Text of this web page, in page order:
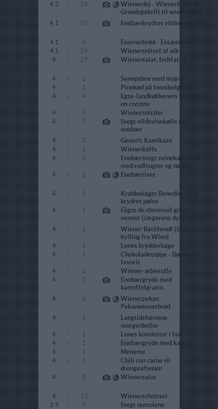
4.2 - 39
Wienerdej - Wienerbrødsdej -
Grundopskrift til wienerbrød
4.1
- 25 Enebærkrydret vildsvinekølle
4.1 - 6
Essenerbrød - Essæerbrød
4.1
- 24
Wienersnitsel af alk
4
- 29 Wienersalat, fedtfattig
4 - 1
Senepsbov med majroer
4
- 1
Pinekød på fennikelgrene
4
- 4
Egns-landkøkkenets kyllinger
en cocotte
4
- 4
Wienersnitzler
4
- 7
Stegt vildsvinekølle med
enebær
4
- 2
Generic Kamikaze
4
- 1
Wienerkaffe
4
- 2
Enebærstegt svinekam fyldt
med rodfrugter og nødder
4
- 2 Enebærriset
4 - 1
Krabbekager Benedict med
krydret pølse
4
- 1
Gigot de chevreuil grand
veneur (Jægerens dyrekølle)
4
- 1
Wiener Backhendl (Stegt
kylling fra Wien)
4
- 1
Lenes krydderkage
4
- 1
Chokoladetoppe - Børnenes
favorit
4
- 1
Wiener-æblerulle
4
- 2
Enebærgryde med
kartoffelgratin
4
- 6
Wienerpekan -
Pekanwienerbrød
4
- 1
Langtidshævene
morgenboller
4
- 1
Lenes koteletter i fad
4
- 1
Enebærgryde med kalkun
4
- 1
Meneme
4
- 1
Chili con carne til
drengeaftenen
4
- 8 Wienersalat
4 - 12
Wienerschnitsel
3.9
- 9
Stegt nuttolene